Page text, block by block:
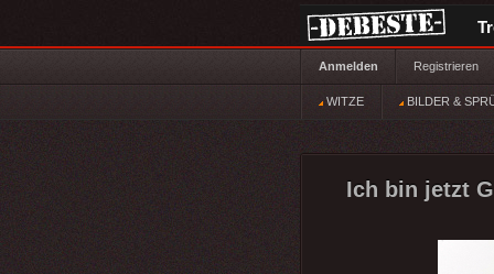
Anmelden Registrieren
WITZE BILDER &
Ich bin jetzt